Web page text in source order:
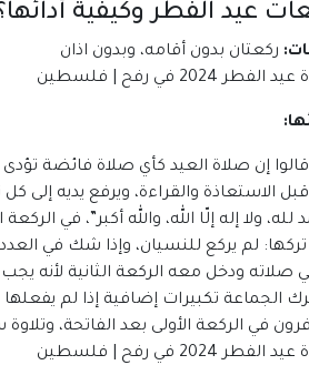
عيد الفطر وكيفية
ركعتان بدون أقامه، وبدون اذان
2024 في رفح | فلسطين
إن صلاة العيد كأي صلاة فائضة تؤدى
قبل الاستعاذة والقراءة، ويرفع يديه
لله، ولا إله إلّا الله، والله أكبر”، في
تركها: لم يركع للنسيان، وإذا شك في
صلاته ودخل معه الركعة الثانية لأنه
الجماعة تكبيرات إضافية إذا لم
في الركعة الأولى بعد الفاتحة،
2024 في رفح | فلسطين